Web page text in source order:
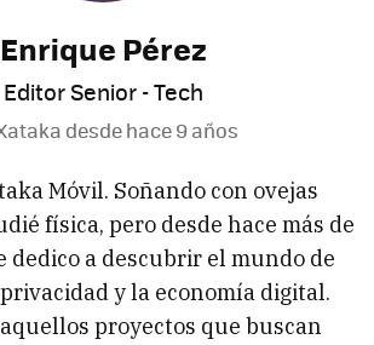
Enrique Pérez
Editor Senior - Tech
desdehace 9 años
Móvil. Soñando con ovejas
física, pero desde hace más de
dedico a descubrir el mundo de
y la economía digital.
proyectos que buscan